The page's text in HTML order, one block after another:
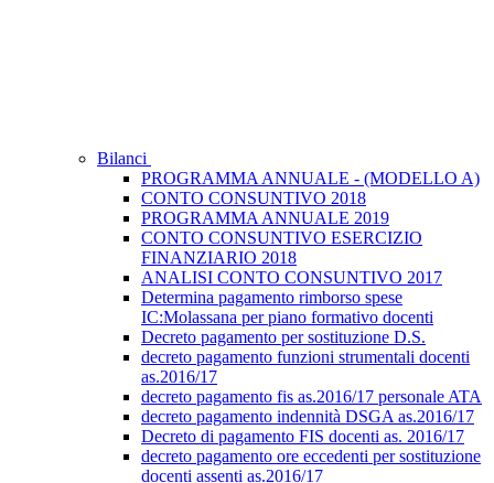
Bilanci
PROGRAMMA ANNUALE - (MODELLO A)
CONTO CONSUNTIVO 2018
PROGRAMMA ANNUALE 2019
CONTO CONSUNTIVO ESERCIZIO
FINANZIARIO 2018
ANALISI CONTO CONSUNTIVO 2017
Determina pagamento rimborso spese
IC:Molassana per piano formativo docenti
Decreto pagamento per sostituzione D.S.
decreto pagamento funzioni strumentali docenti
as.2016/17
decreto pagamento fis as.2016/17 personale ATA
decreto pagamento indennità DSGA as.2016/17
Decreto di pagamento FIS docenti as. 2016/17
decreto pagamento ore eccedenti per sostituzione
docenti assenti as.2016/17